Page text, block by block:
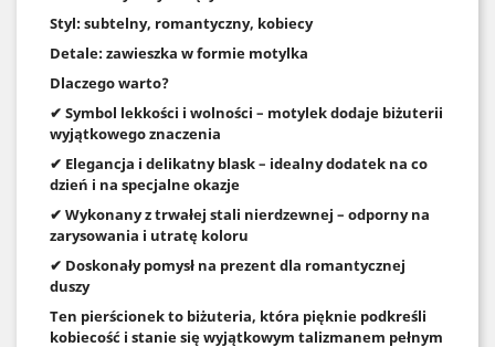
Styl: subtelny, romantyczny, kobiecy
Detale: zawieszka w formie motylka
Dlaczego warto?
✔ Symbol lekkości i wolności – motylek dodaje biżuterii
wyjątkowego znaczenia
✔ Elegancja i delikatny blask – idealny dodatek na co
dzień i na specjalne okazje
✔ Wykonany z trwałej stali nierdzewnej – odporny na
zarysowania i utratę koloru
✔ Doskonały pomysł na prezent dla romantycznej
duszy
Ten pierścionek to biżuteria, która pięknie podkreśli
kobiecość i stanie się wyjątkowym talizmanem pełnym